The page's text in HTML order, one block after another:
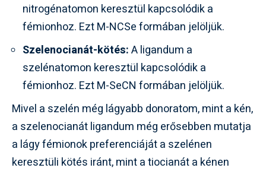
nitrogénatomon keresztül kapcsolódik a
fémionhoz. Ezt M-NCSe formában jelöljük.
Szelenocianát-kötés:A ligandum a
szelénatomon keresztül kapcsolódik a
fémionhoz. Ezt M-SeCN formában jelöljük.
Mivel a szelén még lágyabb donoratom, mint a kén,
a szelenocianát ligandum még erősebben mutatja
a lágy fémionok preferenciáját a szelénen
keresztüli kötés iránt, mint a tiocianát a kénen